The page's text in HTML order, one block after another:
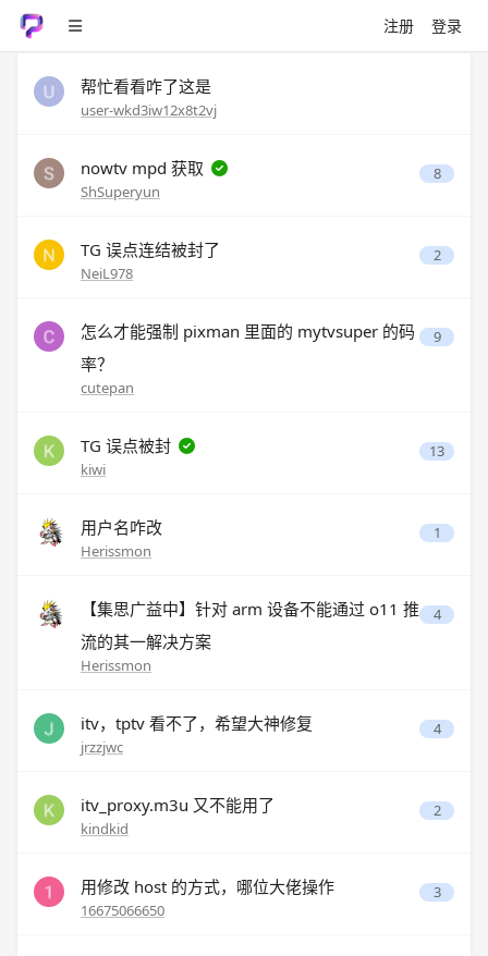
注册 登录
帮忙看看咋了这是
user-wkd3iw12x8t2vj
nowtv mpd 获取
ShSuperyun
8
TG 误点连结被封了
NeiL978
2
怎么才能强制 pixman 里面的 mytvsuper 的码
率？
cutepan
9
TG 误点被封
kiwi
13
用户名咋改
Herissmon
1
【集思广益中】针对 arm 设备不能通过 o11 推
流的其一解决方案
Herissmon
4
itv，tptv 看不了，希望大神修复
jrzzjwc
4
itv_proxy.m3u 又不能用了
kindkid
2
用修改 host 的方式，哪位大佬操作
16675066650
3